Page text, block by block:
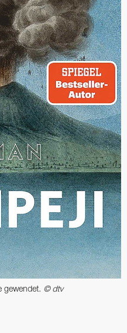
gewendet. © dtv